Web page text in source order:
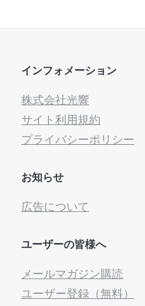
インフォメーション
株式会社光響
サイト利用規約
プライバシーポリシー
お知らせ
広告について
ユーザーの皆様へ
メールマガジン購読
ユーザー登録（無料）